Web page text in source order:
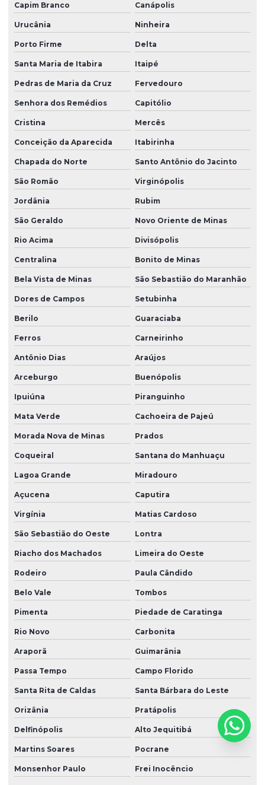
Capim Branco Canápolis
Urucânia Ninheira
Porto Firme Delta
Santa Maria de Itabira Itaipé
Pedras de Maria da Cruz Fervedouro
Senhora dos Remédios Capitólio
Cristina Mercês
Conceição da Aparecida Itabirinha
Chapada do Norte Santo Antônio do Jacinto
São Romão Virginópolis
Jordânia Rubim
São Geraldo Novo Oriente de Minas
Rio Acima Divisópolis
Centralina Bonito de Minas
Bela Vista de Minas São Sebastião do Maranhão
Dores de Campos Setubinha
Berilo Guaraciaba
Ferros Carneirinho
Antônio Dias Araújos
Arceburgo Buenópolis
Ipuiúna Piranguinho
Mata Verde Cachoeira de Pajeú
Morada Nova de Minas Prados
Coqueiral Santana do Manhuaçu
Lagoa Grande Miradouro
Açucena Caputira
Virgínia Matias Cardoso
São Sebastião do Oeste Lontra
Riacho dos Machados Limeira do Oeste
Rodeiro Paula Cândido
Belo Vale Tombos
Pimenta Piedade de Caratinga
Rio Novo Carbonita
Araporã Guimarânia
Passa Tempo Campo Florido
Santa Rita de Caldas Santa Bárbara do Leste
Orizânia Pratápolis
Delfinópolis Alto Jequitibá
Martins Soares Pocrane
Monsenhor Paulo Frei Inocêncio